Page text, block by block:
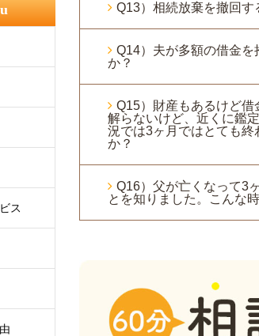
Q13）相続放棄を撤回す
Q14）夫が多額の借金
か？
Q15）財産もあるけど
解らないけど、近くに鑑
況では3ヶ月ではとても終
か？
Q16）父が亡くなって3
とを知りました。こんな
ス